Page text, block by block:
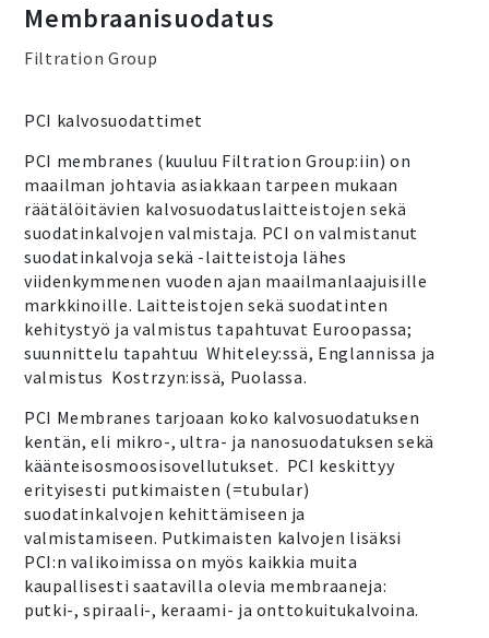
Membraanisuodatus
Filtration Group
PCI kalvosuodattimet
PCI membranes (kuuluu Filtration Group:iin) on
maailman johtavia asiakkaan tarpeen mukaan
räätälöitävien kalvosuodatuslaitteistojen sekä
suodatinkalvojen valmistaja. PCI on valmistanut
suodatinkalvoja sekä -laitteistoja lähes
viidenkymmenen vuoden ajan maailmanlaajuisille
markkinoille. Laitteistojen sekä suodatinten
kehitystyö ja valmistus tapahtuvat Euroopassa;
suunnittelu tapahtuu Whiteley:ssä, Englannissa ja
valmistus Kostrzyn:issä, Puolassa.
PCI Membranes tarjoaan koko kalvosuodatuksen
kentän, eli mikro-, ultra- ja nanosuodatuksen sekä
käänteisosmoosisovellutukset. PCI keskittyy
erityisesti putkimaisten (=tubular)
suodatinkalvojen kehittämiseen ja
valmistamiseen. Putkimaisten kalvojen lisäksi
PCI:n valikoimissa on myös kaikkia muita
kaupallisesti saatavilla olevia membraaneja:
putki-, spiraali-, keraami- ja onttokuitukalvoina.